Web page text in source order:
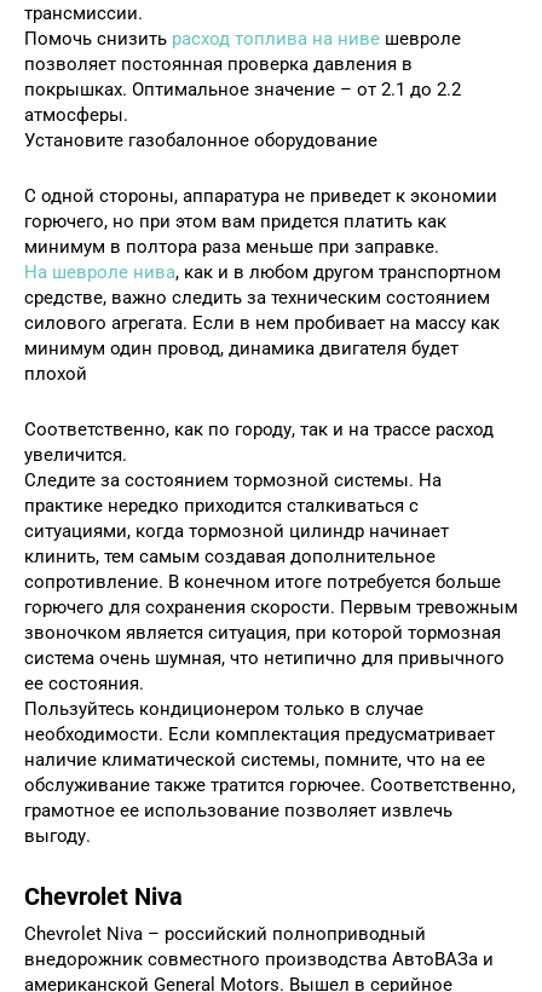
трансмиссии.
Помочь снизить расход топлива на ниве шевроле
позволяет постоянная проверка давления в
покрышках. Оптимальное значение – от 2.1 до 2.2
атмосферы.
Установите газобалонное оборудование
С одной стороны, аппаратура не приведет к экономии
горючего, но при этом вам придется платить как
минимум в полтора раза меньше при заправке.
На шевроле нива, как и в любом другом транспортном
средстве, важно следить за техническим состоянием
силового агрегата. Если в нем пробивает на массу как
минимум один провод, динамика двигателя будет
плохой
Соответственно, как по городу, так и на трассе расход
увеличится.
Следите за состоянием тормозной системы. На
практике нередко приходится сталкиваться с
ситуациями, когда тормозной цилиндр начинает
клинить, тем самым создавая дополнительное
сопротивление. В конечном итоге потребуется больше
горючего для сохранения скорости. Первым тревожным
звоночком является ситуация, при которой тормозная
система очень шумная, что нетипично для привычного
ее состояния.
Пользуйтесь кондиционером только в случае
необходимости. Если комплектация предусматривает
наличие климатической системы, помните, что на ее
обслуживание также тратится горючее. Соответственно,
грамотное ее использование позволяет извлечь
выгоду.
Chevrolet Niva
Chevrolet Niva – российский полноприводный
внедорожник совместного производства АвтоВАЗа и
американской General Motors. Вышел в серийное